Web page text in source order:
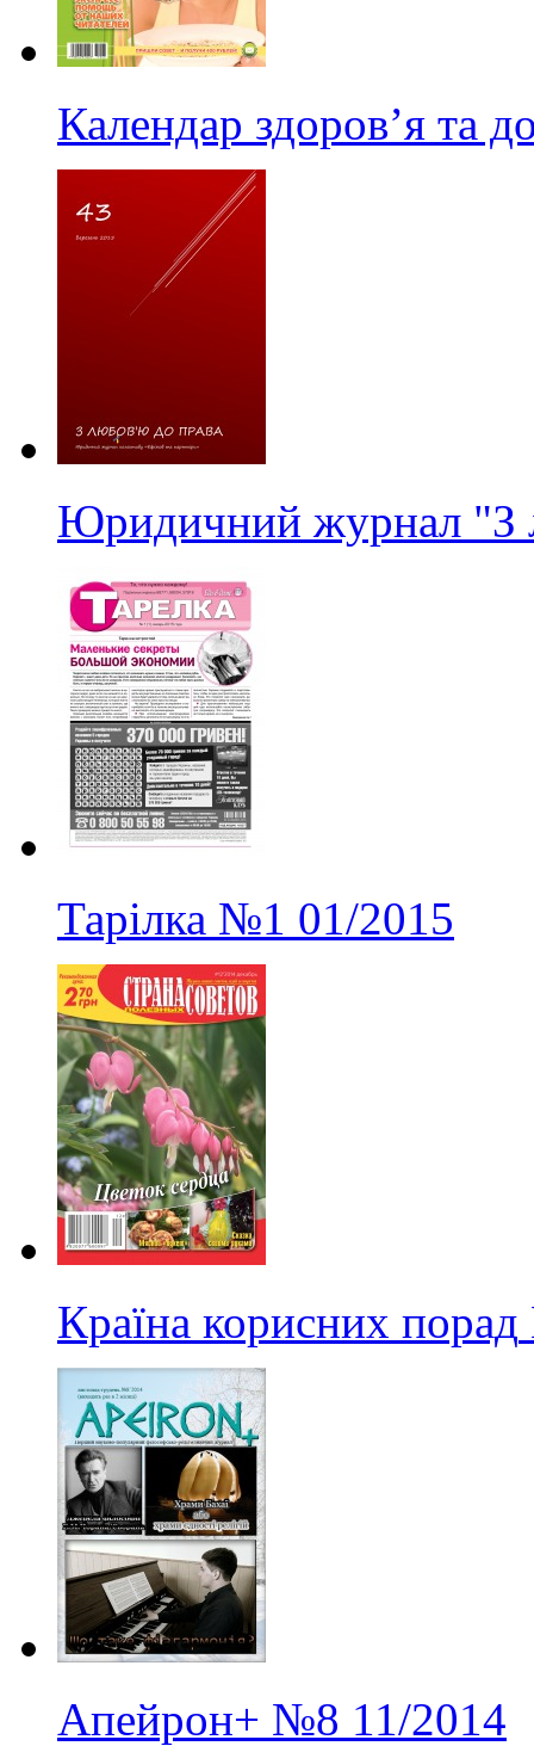
Календар здоров’я та
Юридичний журнал "З
Тарілка №1 01/2015
Країна корисних порад
Апейрон+ №8 11/2014